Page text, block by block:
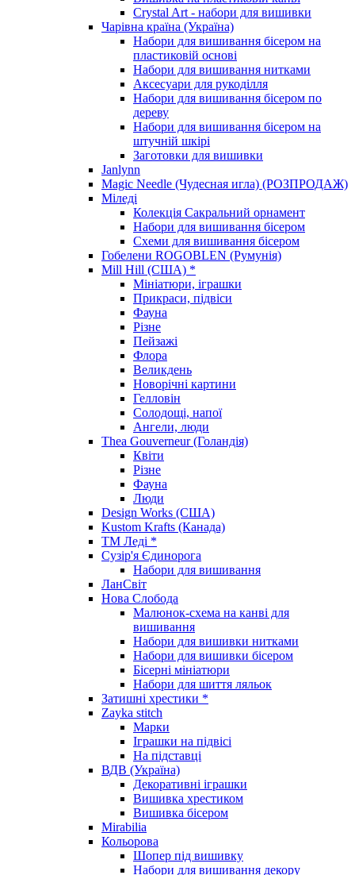
Crystal Art - набори для вишивки
Чарівна країна (Україна)
Набори для вишивання бісером на
пластиковій основі
Набори для вишивання нитками
Аксесуари для рукоділля
Набори для вишивання бісером по
дереву
Набори для вишивання бісером на
штучній шкірі
Заготовки для вишивки
Janlynn
Magic Needle (Чудесная игла) (РОЗПРОДАЖ)
Міледі
Колекція Сакральний орнамент
Набори для вишивання бісером
Схеми для вишивання бісером
Гобелени ROGOBLEN (Румунія)
Mill Hill (США) *
Мініатюри, іграшки
Прикраси, підвіси
Фауна
Різне
Пейзажі
Флора
Великдень
Новорічні картини
Гелловін
Солодощі, напої
Ангели, люди
Thea Gouverneur (Голандія)
Квіти
Різне
Фауна
Люди
Design Works (США)
Kustom Krafts (Канада)
ТМ Леді *
Сузір'я Єдинорога
Набори для вишивання
ЛанСвіт
Нова Слобода
Малюнок-схема на канві для
вишивання
Набори для вишивки нитками
Набори для вишивки бісером
Бісерні мініатюри
Набори для шиття ляльок
Затишні хрестики *
Zayka stitch
Марки
Іграшки на підвісі
На підставці
ВДВ (Україна)
Декоративні іграшки
Вишивка хрестиком
Вишивка бісером
Mirabilia
Кольорова
Шопер під вишивку
Набори для вишивання декору